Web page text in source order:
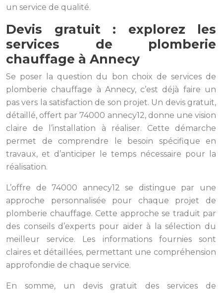
un service de qualité.
Devis gratuit : explorez les
services de plomberie
chauffage à Annecy
Se poser la question du bon choix de services de
plomberie chauffage à Annecy, c’est déjà faire un
pas vers la satisfaction de son projet. Un devis gratuit,
détaillé, offert par 74000 annecy12, donne une vision
claire de l’installation à réaliser. Cette démarche
permet de comprendre le besoin spécifique en
travaux, et d’anticiper le temps nécessaire pour la
réalisation.
L’offre de 74000 annecy12 se distingue par une
approche personnalisée pour chaque projet de
plomberie chauffage. Cette approche se traduit par
des conseils d’experts pour aider à la sélection du
meilleur service. Les informations fournies sont
claires et détaillées, permettant une compréhension
approfondie de chaque service.
En somme, un devis gratuit des services de